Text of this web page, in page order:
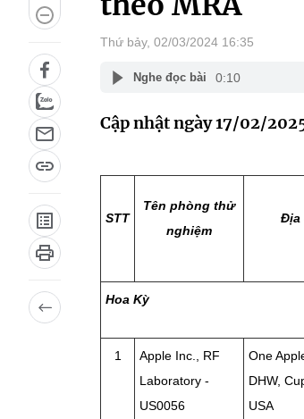
Thứ bảy, 02/03/2024 16:35
Nghe đọc bài 0:10
Cập nhật ngày 17/02/
STT
Tên phòng thử
nghiệm
Địa
Hoa Kỳ
1
Apple Inc., RF
Laboratory -
US0056
One
DHW,
USA